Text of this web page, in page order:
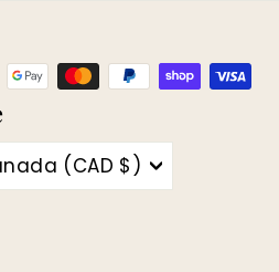
(CAD $)